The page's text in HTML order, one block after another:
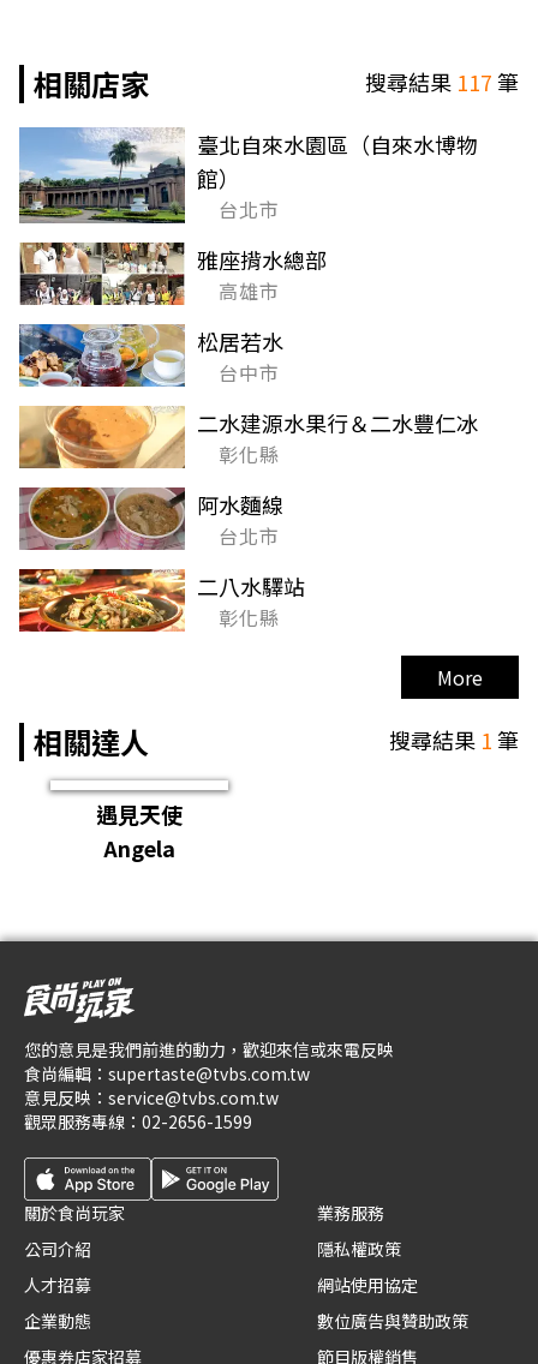
相關店家 搜尋結果 117筆
臺北自來水園區（自來水博物
館）
台北市
雅座揹水總部
高雄市
松居若水
台中市
二水建源水果行＆二水豐仁冰
彰化縣
阿水麵線
台北市
二八水驛站
彰化縣
More
相關達人 搜尋結果 1筆
遇見天使
Angela
您的意見是我們前進的動力，歡迎來信或來電反映
食尚編輯： supertaste@tvbs.com.tw
意見反映： service@tvbs.com.tw
觀眾服務專線： 02-2656-1599
關於食尚玩家
公司介紹
人才招募
企業動態
優惠券店家招募
業務服務
隱私權政策
網站使用協定
數位廣告與贊助政策
節目版權銷售